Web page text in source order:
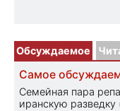
Обсуждаемое
Самое
Семейная пара
иранскую разведку